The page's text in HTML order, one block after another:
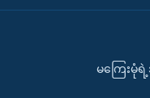
မကြေးမုံ